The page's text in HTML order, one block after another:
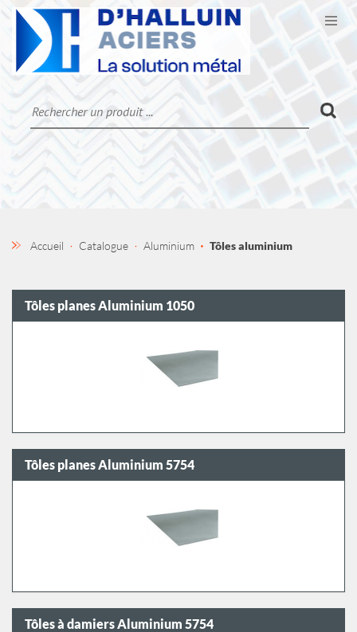
CATALOGUE
LA SOCIÉTÉ
CONTACT
Accueil Catalogue Aluminium Tôles aluminium
Tôles planes Aluminium 1050
Tôles planes Aluminium 5754
Tôles à damiers Aluminium 5754